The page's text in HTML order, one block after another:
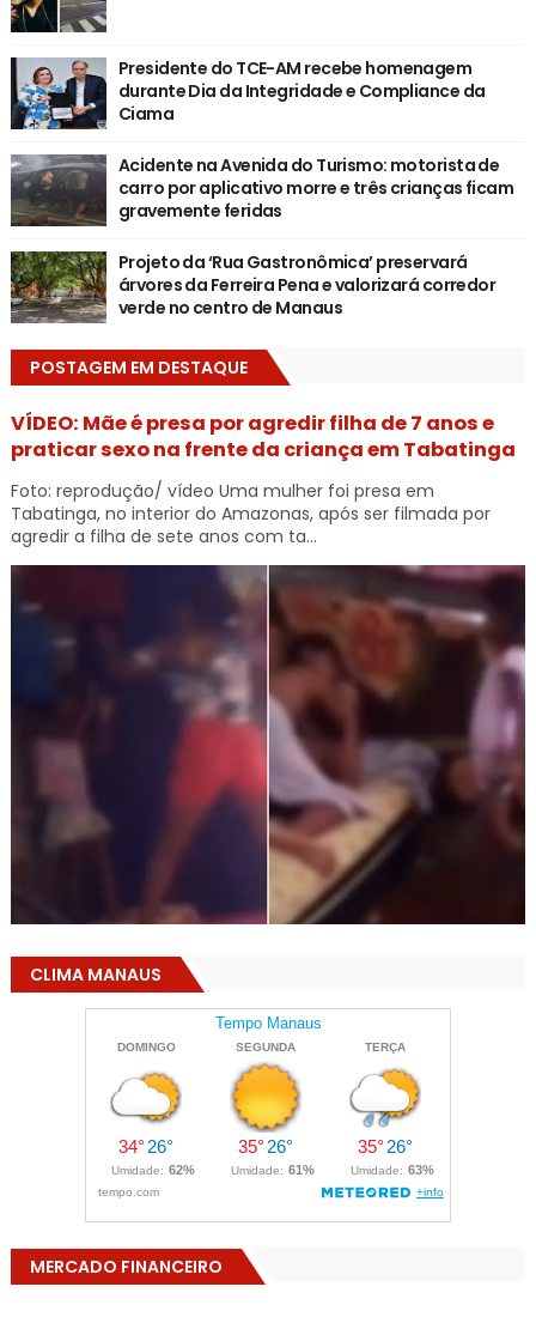
Presidente do TCE-AM recebe homenagem
durante Dia da Integridade e Compliance da
Ciama
Acidente na Avenida do Turismo: motorista de
carro por aplicativo morre e três crianças ficam
gravemente feridas
Projeto da ‘Rua Gastronômica’ preservará
árvores da Ferreira Pena e valorizará corredor
verde no centro de Manaus
POSTAGEM EM DESTAQUE
VÍDEO: Mãe é presa por agredir filha de 7 anos e
praticar sexo na frente da criança em Tabatinga
Foto: reprodução/ vídeo Uma mulher foi presa em
Tabatinga, no interior do Amazonas, após ser filmada por
agredir a filha de sete anos com ta...
CLIMA MANAUS
MERCADO FINANCEIRO